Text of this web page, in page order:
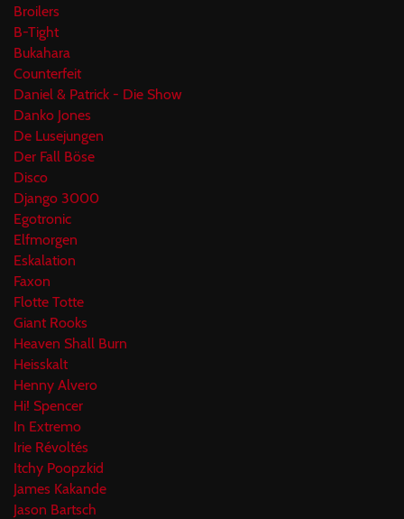
Broilers
B-Tight
Bukahara
Counterfeit
Daniel & Patrick - Die Show
Danko Jones
De Lusejungen
Der Fall Böse
Disco
Django 3000
Egotronic
Elfmorgen
Eskalation
Faxon
Flotte Totte
Giant Rooks
Heaven Shall Burn
Heisskalt
Henny Alvero
Hi! Spencer
In Extremo
Irie Révoltés
Itchy Poopzkid
James Kakande
Jason Bartsch